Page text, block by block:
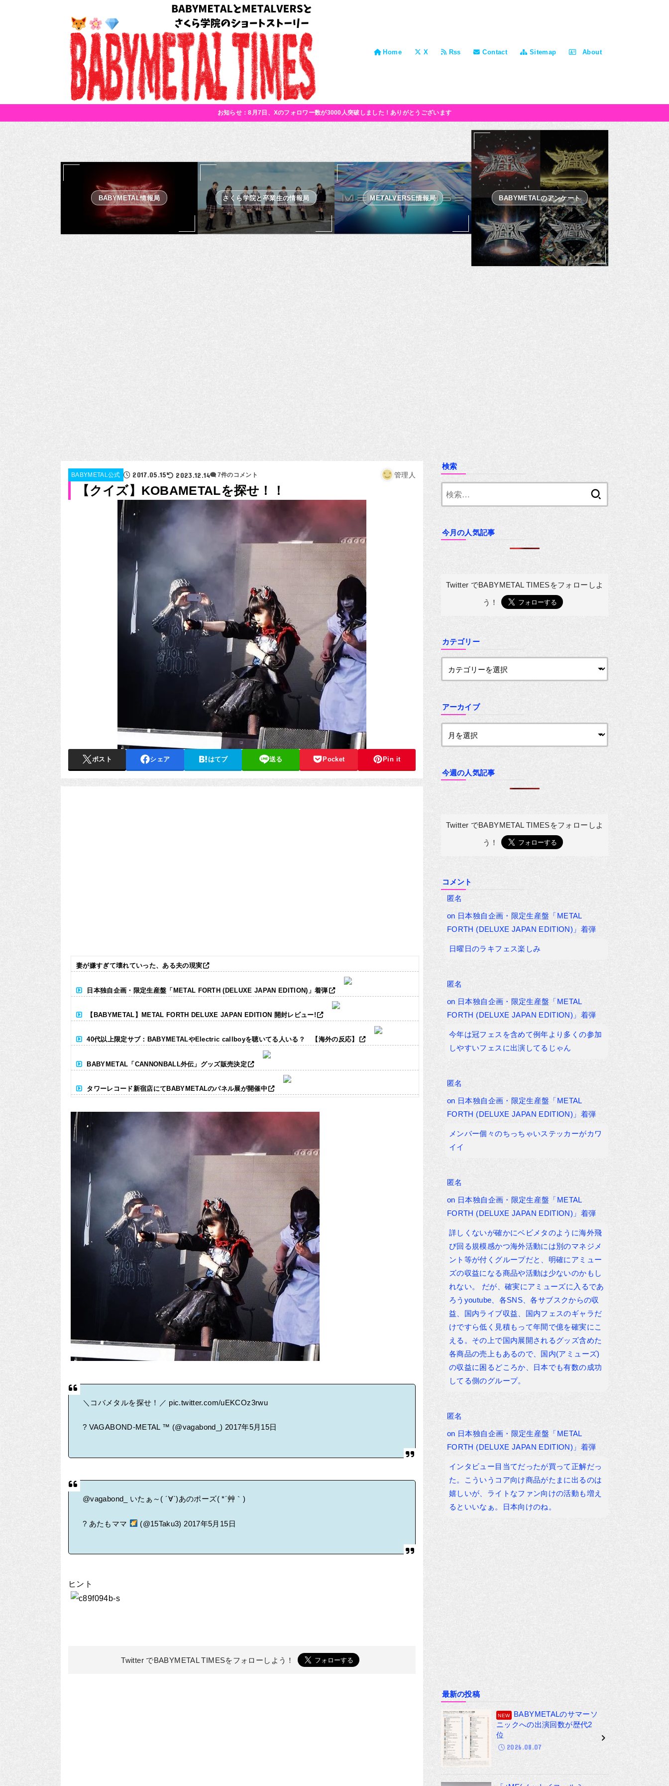
Home X Rss Contact Sitemap About
お知らせ：8月7日、Xのフォロワー数が3000人突破しました！ありがとうございます
BABYMETAL情報局 さくら学院と卒業生の情報局 METALVERSE情報局 BABYMETALのアンケート
BABYMETAL公式 2017.05.15 2023.12.14 7件のコメント 管理人
【クイズ】KOBAMETALを探せ！！
ポスト シェア はてブ 送る Pocket Pin it
妻が嫌すぎて壊れていった、ある夫の現実
日本独自企画・限定生産盤「METAL FORTH (DELUXE JAPAN EDITION)」着弾
【BABYMETAL】METAL FORTH DELUXE JAPAN EDITION 開封レビュー!
40代以上限定サブ：BABYMETALやElectric callboyを聴いてる人いる？ 【海外の反応】
BABYMETAL「CANNONBALL外伝」グッズ販売決定
タワーレコード新宿店にてBABYMETALのパネル展が開催中
＼コバメタルを探せ！／ pic.twitter.com/uEKCOz3rwu
? VAGABOND-METAL ™ (@vagabond_) 2017年5月15日
@vagabond_ いたぁ～( ´∀`)あのポーズ( *´艸｀)
? あたもママ (@15Taku3) 2017年5月15日
ヒント
Twitter でBABYMETAL TIMESをフォローしよう！
検索
今月の人気記事
Twitter でBABYMETAL TIMESをフォローしよ
う！
カテゴリー
アーカイブ
今週の人気記事
Twitter でBABYMETAL TIMESをフォローしよ
う！
コメント
匿名
on 日本独自企画・限定生産盤「METAL
FORTH (DELUXE JAPAN EDITION)」着弾
日曜日のラキフェス楽しみ
匿名
on 日本独自企画・限定生産盤「METAL
FORTH (DELUXE JAPAN EDITION)」着弾
今年は冠フェスを含めて例年より多くの参加
しやすいフェスに出演してるじゃん
匿名
on 日本独自企画・限定生産盤「METAL
FORTH (DELUXE JAPAN EDITION)」着弾
メンバー個々のちっちゃいステッカーがカワ
イイ
匿名
on 日本独自企画・限定生産盤「METAL
FORTH (DELUXE JAPAN EDITION)」着弾
詳しくないが確かにベビメタのように海外飛
び回る規模感かつ海外活動には別のマネジメ
ント等が付くグループだと、明確にアミュー
ズの収益になる商品や活動は少ないのかもし
れない。 だが、確実にアミューズに入るであ
ろうyoutube、各SNS、各サブスクからの収
益、国内ライブ収益、国内フェスのギャラだ
けですら低く見積もって年間で億を確実にこ
える。その上で国内展開されるグッズ含めた
各商品の売上もあるので、国内(アミューズ)
の収益に困るどころか、日本でも有数の成功
してる側のグループ。
匿名
on 日本独自企画・限定生産盤「METAL
FORTH (DELUXE JAPAN EDITION)」着弾
インタビュー目当てだったが買って正解だっ
た。こういうコア向け商品がたまに出るのは
嬉しいが、ライトなファン向けの活動も増え
るといいなぁ。日本向けのね。
最新の投稿
BABYMETALのサマーソ
ニックへの出演回数が歴代2
位
2026.08.07